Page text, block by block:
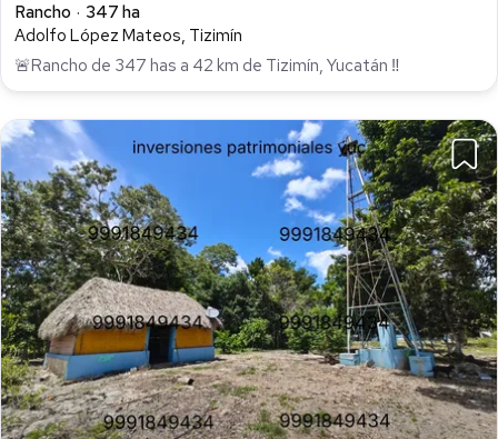
Rancho
347 ha
Adolfo López Mateos, Tizimín
🚨Rancho de 347 has a 42 km de Tizimín, Yucatán ‼